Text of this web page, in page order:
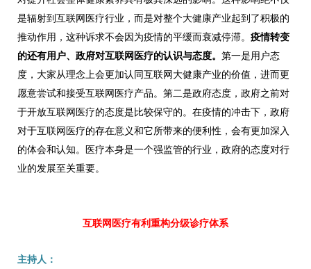
是辐射到互联网医疗行业，而是对整个大健康产业起到了积极的
推动作用，这种诉求不会因为疫情的平缓而衰减停滞。 疫情转变
的还有用户、政府对互联网医疗的认识与态度。 第一是用户态
度，大家从理念上会更加认同互联网大健康产业的价值，进而更
愿意尝试和接受互联网医疗产品。第二是政府态度，政府之前对
于开放互联网医疗的态度是比较保守的。在疫情的冲击下，政府
对于互联网医疗的存在意义和它所带来的便利性，会有更加深入
的体会和认知。医疗本身是一个强监管的行业，政府的态度对行
业的发展至关重要。
互联网医疗有利重构分级诊疗体系
主持人：